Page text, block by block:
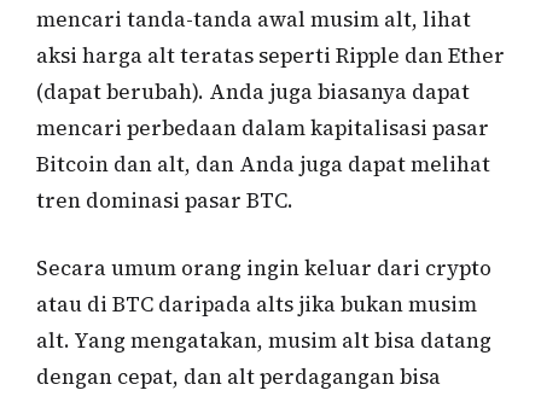
mencari tanda-tanda awal musim alt, lihat
aksi harga alt teratas seperti Ripple dan Ether
(dapat berubah). Anda juga biasanya dapat
mencari perbedaan dalam kapitalisasi pasar
Bitcoin dan alt, dan Anda juga dapat melihat
tren dominasi pasar BTC.
Secara umum orang ingin keluar dari crypto
atau di BTC daripada alts jika bukan musim
alt. Yang mengatakan, musim alt bisa datang
dengan cepat, dan alt perdagangan bisa